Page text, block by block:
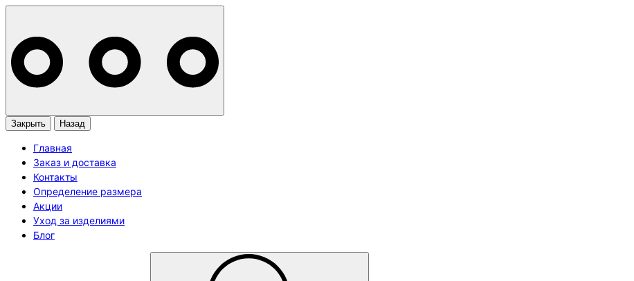
Закрыть Назад
Главная
Заказ и доставка
Контакты
Определение размера
Акции
Уход за изделиями
Блог